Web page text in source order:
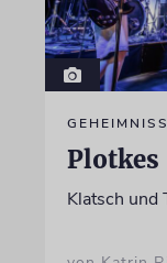
Plotkes
Klatsch und